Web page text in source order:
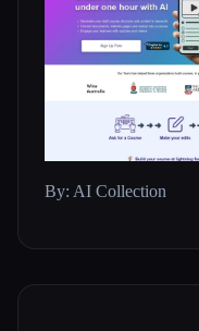
By: AI Collection